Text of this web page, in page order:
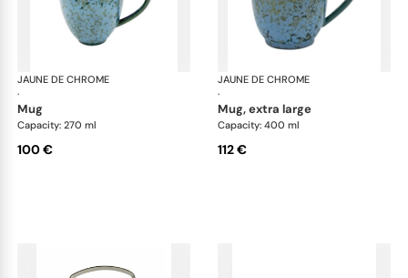
JAUNE DE CHROME
·
Nymphéa
mug
Capacity: 270 ml
100 €
JAUNE DE CHROME
·
mug, extra large
Capacity: 400 ml
112 €